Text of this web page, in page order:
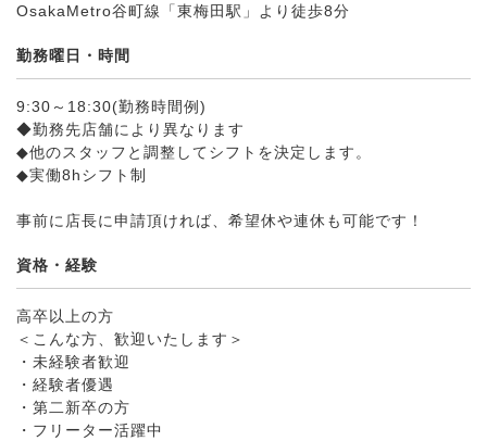
OsakaMetro谷町線「東梅田駅」より徒歩8分
勤務曜日・時間
9:30～18:30(勤務時間例)
◆勤務先店舗により異なります
◆他のスタッフと調整してシフトを決定します。
◆実働8hシフト制
事前に店長に申請頂ければ、希望休や連休も可能です！
資格・経験
高卒以上の方
＜こんな方、歓迎いたします＞
・未経験者歓迎
・経験者優遇
・第二新卒の方
・フリーター活躍中